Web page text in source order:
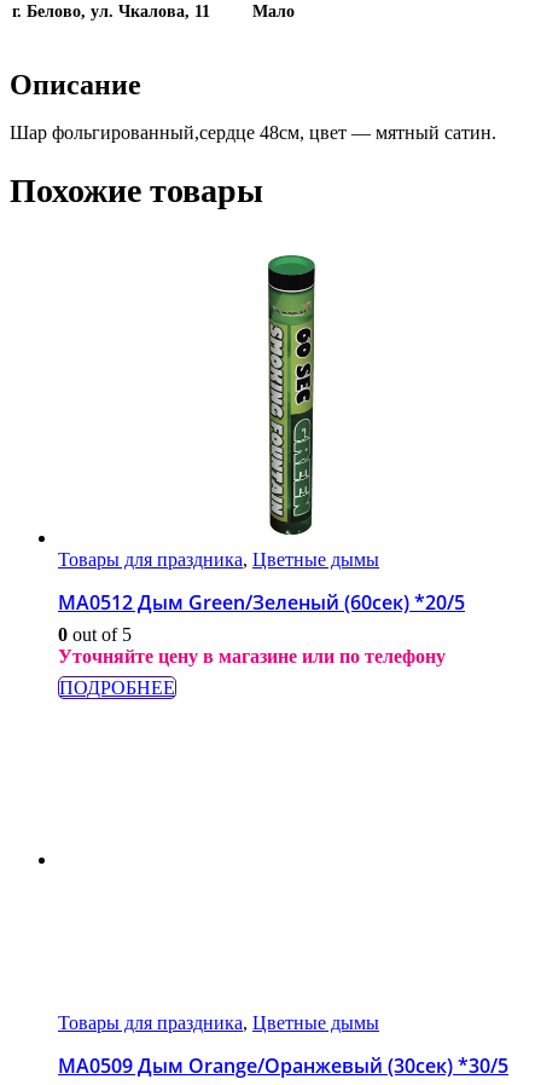
г. Белово, ул. Чкалова, 11 Мало
Описание
Шар фольгированный,сердце 48см, цвет — мятный сатин.
Похожие товары
Товары для праздника, Цветные дымы
МА0512 Дым Green/Зеленый (60сек) *20/5
0 out of 5
Уточняйте цену в магазине или по телефону
ПОДРОБНЕЕ
Товары для праздника, Цветные дымы
МА0509 Дым Orange/Оранжевый (30сек) *30/5